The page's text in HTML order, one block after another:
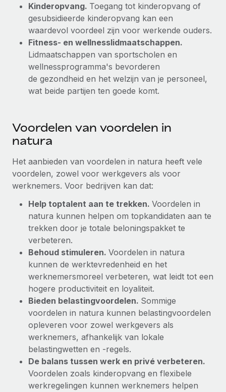
beheren
Productupdates van Remote: Gusto- en Xero-
integraties en Contractor Management Plus
Het blijft de missie van Remote om alle soorten bedrijven
te helpen bij het aannemen, beheren en...
Meer informatie
mobiele groeiadviessector, zet zich sinds 2016...
Meer informatie
Kinderopvang. Toegang tot kinderopvang of
gesubsidieerde kinderopvang kan een
waardevol voordeel zijn voor werkende ouders.
Fitness- en wellnesslidmaatschappen.
Lidmaatschappen van sportscholen en
wellnessprogramma's bevorderen
de gezondheid en het welzijn van je personeel,
wat beide partijen ten goede komt.
Voordelen van voordelen in
natura
Het aanbieden van voordelen in natura heeft vele
voordelen, zowel voor werkgevers als voor
werknemers. Voor bedrijven kan dat:
Help toptalent aan te trekken. Voordelen in
natura kunnen helpen om topkandidaten aan te
trekken door je totale beloningspakket te
verbeteren.
Behoud stimuleren. Voordelen in natura
kunnen de werktevredenheid en het
werknemersmoreel verbeteren, wat leidt tot een
hogere productiviteit en loyaliteit.
Bieden belastingvoordelen. Sommige
voordelen in natura kunnen belastingvoordelen
opleveren voor zowel werkgevers als
werknemers, afhankelijk van lokale
belastingwetten en -regels.
De balans tussen werk en privé verbeteren.
Voordelen zoals kinderopvang en flexibele
werkregelingen kunnen werknemers helpen